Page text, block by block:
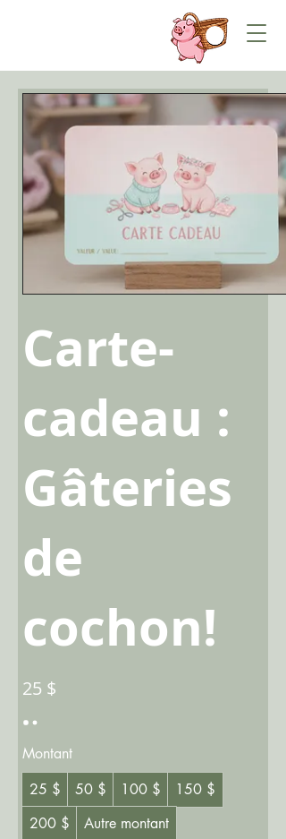
Carte-
cadeau :
Gâteries
de
cochon!
25 $
Montant
25 $
50 $ 100 $
150 $
200 $
Autre montant